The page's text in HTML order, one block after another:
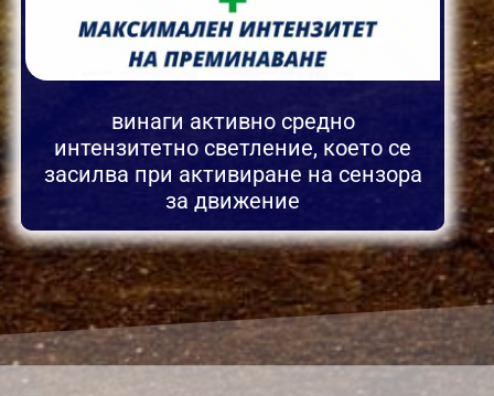
винаги активно средно
интензитетно светление, което се
засилва при активиране на сензора
за движение